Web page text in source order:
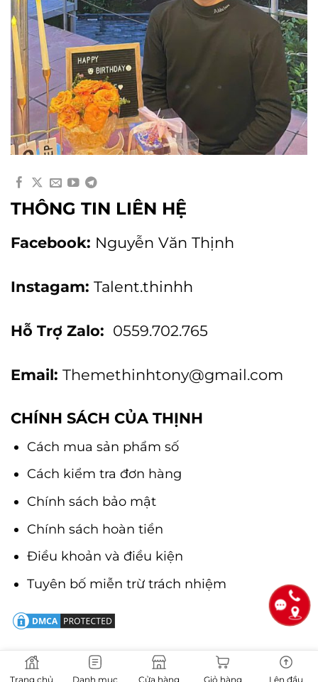
THÔNG TIN LIÊN HỆ
Facebook: Nguyễn Văn Thịnh
Instagam: Talent.thinhh
Hỗ Trợ Zalo: 0559.702.765
Email: Themethinhtony@gmail.com
CHÍNH SÁCH CỦA THỊNH
Cách mua sản phẩm số
Cách kiểm tra đơn hàng
Chính sách bảo mật
Chính sách hoàn tiền
Điều khoản và điều kiện
Tuyên bố miễn trừ trách nhiệm
Trang chủ Danh mục Cửa hàng Giỏ hàng Lên đầu